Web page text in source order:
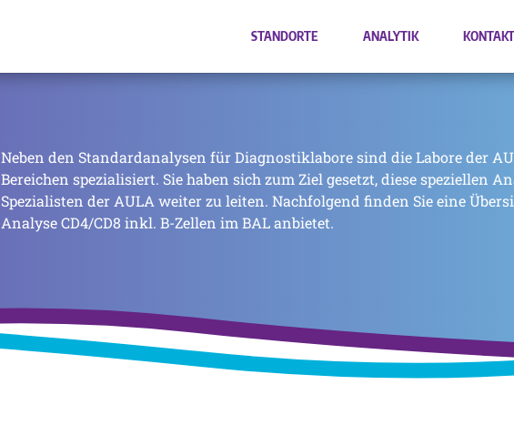
STANDORTE ANALYTIK KONTAKT
Neben den Standardanalysen für Diagnostiklabore sind die Labore der
Bereichen spezialisiert. Sie haben sich zum Ziel gesetzt, diese speziellen
Spezialisten der AULA weiter zu leiten. Nachfolgend finden Sie eine
Analyse CD4/CD8 inkl. B-Zellen im BAL anbietet.